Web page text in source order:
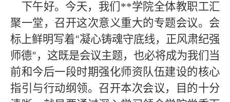
下午好。今天，我们 **学院全体教职工汇
聚一堂，召开这次意义重大的专题会议。会
标上鲜明写着“凝心铸魂守底线，正风肃纪强
师德”，这既是会议主题，也必将成为我们当
前和今后一段时期强化师资队伍建设的核心
指引与行动纲领。召开本次会议，目的十分